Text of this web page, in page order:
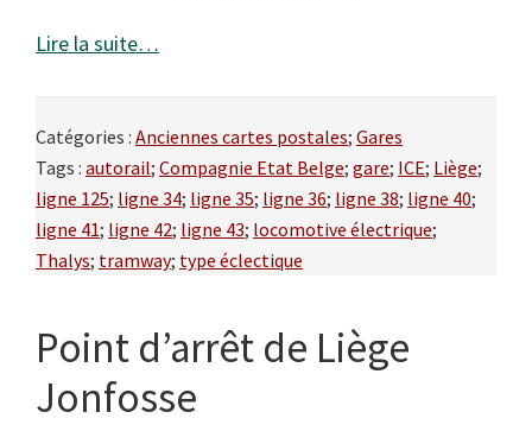
Lire la suite…
Catégories : Anciennes cartes postales; Gares
Tags : autorail; Compagnie Etat Belge; gare; ICE; Liège;
ligne 125; ligne 34; ligne 35; ligne 36; ligne 38; ligne 40;
ligne 41; ligne 42; ligne 43; locomotive électrique;
Thalys; tramway; type éclectique
Point d’arrêt de Liège
Jonfosse